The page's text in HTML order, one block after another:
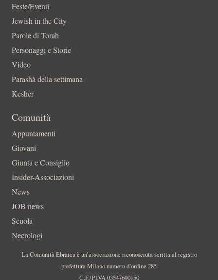
Feste/Eventi
Jewish in the City
Parole di Torah
Personaggi e Storie
Video
Parashà della settimana
Kesher
Comunità
Appuntamenti
Giovani
Giunta e Consiglio
Insider-Associazioni
News
JOB news
Scuola
Necrologi
La Comunità Ebraica è un’associazione riconosciuta scritta al registro
prefettura Milano numero d’ordine 285
C.F./P.IVA 03547690150